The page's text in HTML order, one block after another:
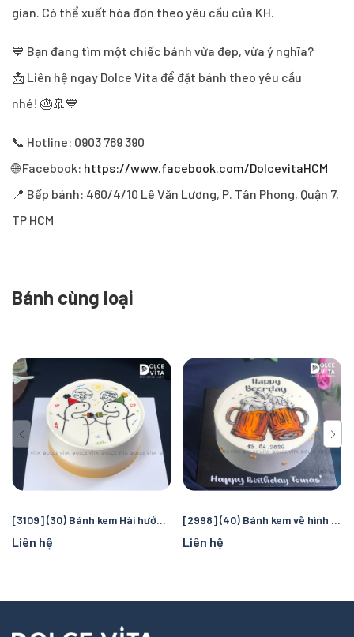
gian. Có thể xuất hóa đơn theo yêu cầu của KH.
💙 Bạn đang tìm một chiếc bánh vừa đẹp, vừa ý nghĩa?
📩 Liên hệ ngay Dolce Vita để đặt bánh theo yêu cầu
nhé! 🎂🚢💙
📞 Hotline: 0903 789 390
🌐 Facebook: https://www.facebook.com/DolcevitaHCM
📍 Bếp bánh: 460/4/10 Lê Văn Lương, P. Tân Phong, Quận 7,
TP HCM
Bánh cùng loại
[3109] (30) Bánh kem Hài hước, vẽ người que cầm bánh kem
Liên hệ
[2998] (40) Bánh kem vẽ hình ly bia cụng nhau cho họp mặt
Liên hệ